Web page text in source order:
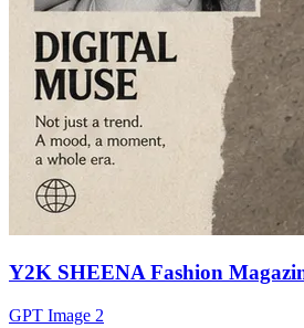
Y2K SHEENA Fashion
GPT Image 2